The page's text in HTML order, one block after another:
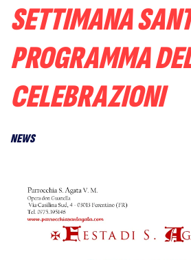
SETTIMANA
PROGRAMMA
CELEBRAZIONI
NEWS